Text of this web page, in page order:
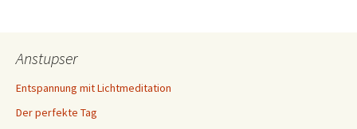
Anstupser
Entspannung mit Lichtmeditation
Der perfekte Tag